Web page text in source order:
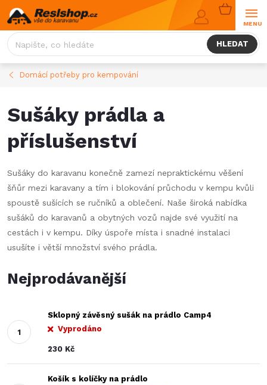
Přejít
na
obsah
HLEDAT
NÁKUPNÍ
KOŠÍK
Domácí potřeby pro kempování
Sušáky prádla a
příslušenství
Sušáky do karavanu konečně zamezí nepraktickému věšení
šňůr mezi karavany a tím i blokování průchodu v kempu kvůli
spoustě sušících se ručníků a oblečení. Naše široká nabídka
sušáků do karavanů a obytných vozů najde své využití na
cestách i v kempu. Díky úspoře místa i snadné instalaci
usušíte i větší množství svého prádla.
Nejprodávanější
Sklopný závěsný sušák na prádlo Camp4
Vyprodáno
230 Kč
Košík s kolíčky na prádlo